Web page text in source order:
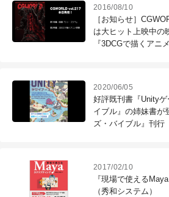
2016/08/10
［お知らせ］
は大ヒット上映中の
『3DCGで描くアニ
2020/06/05
好評既刊書『Unity
イブル』の姉妹書が
ズ・バイブル』刊行
2017/02/10
『現場で使える
（秀和システム）